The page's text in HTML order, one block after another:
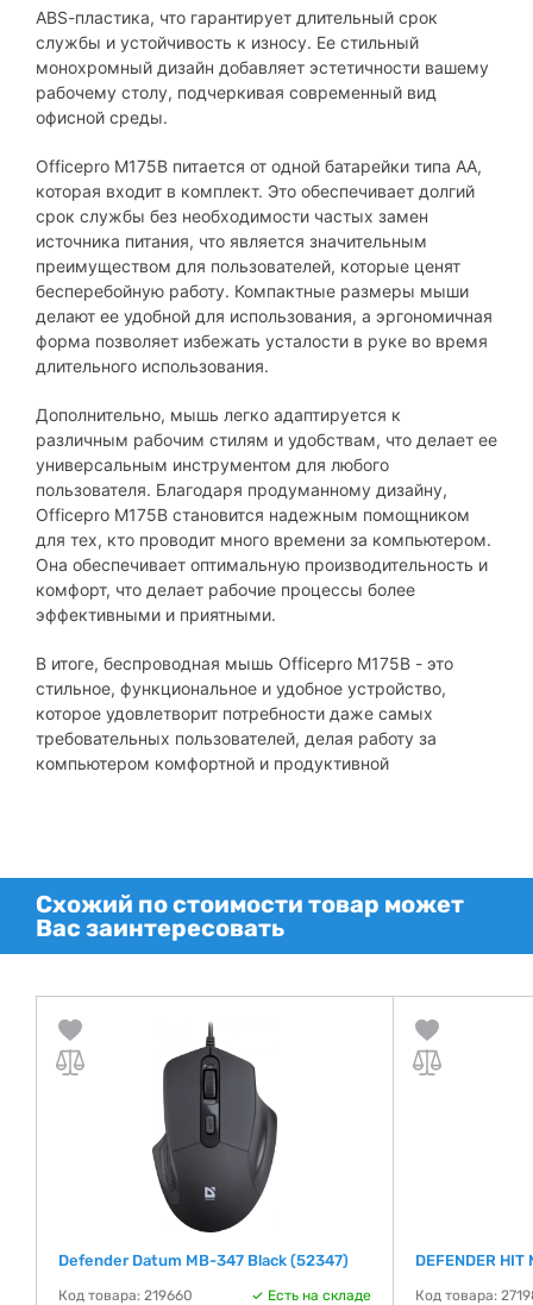
ABS-пластика, что гарантирует длительный срок
службы и устойчивость к износу. Ее стильный
монохромный дизайн добавляет эстетичности вашему
рабочему столу, подчеркивая современный вид
офисной среды.
Officepro M175B питается от одной батарейки типа AA,
которая входит в комплект. Это обеспечивает долгий
срок службы без необходимости частых замен
источника питания, что является значительным
преимуществом для пользователей, которые ценят
бесперебойную работу. Компактные размеры мыши
делают ее удобной для использования, а эргономичная
форма позволяет избежать усталости в руке во время
длительного использования.
Дополнительно, мышь легко адаптируется к
различным рабочим стилям и удобствам, что делает ее
универсальным инструментом для любого
пользователя. Благодаря продуманному дизайну,
Officepro M175B становится надежным помощником
для тех, кто проводит много времени за компьютером.
Она обеспечивает оптимальную производительность и
комфорт, что делает рабочие процессы более
эффективными и приятными.
В итоге, беспроводная мышь Officepro M175B - это
стильное, функциональное и удобное устройство,
которое удовлетворит потребности даже самых
требовательных пользователей, делая работу за
компьютером комфортной и продуктивной
Схожий по стоимости товар может
Вас заинтересовать
Defender Datum MB-347 Black (52347)
Код товара: 219660 Есть на складе
DEFENDER
Код товара: